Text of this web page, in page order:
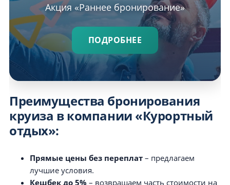
Акция «Раннее бронирование»
ПОДРОБНЕЕ
Преимущества бронирования
круиза в компании «Курортный
отдых»:
Прямые цены без переплат – предлагаем
лучшие условия.
Кешбек до 5% – возвращаем часть стоимости на